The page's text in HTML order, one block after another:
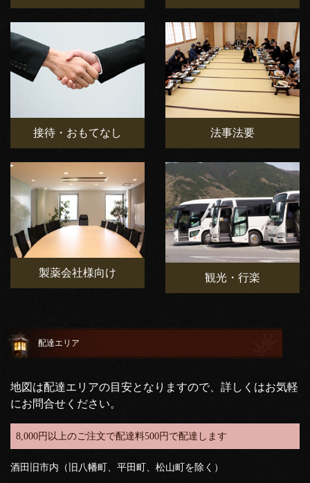
接待・おもてなし 法事法要
製薬会社様向け 観光・行楽
配達エリア
地図は配達エリアの目安となりますので、詳しくはお気軽
にお問合せください。
8,000円以上のご注文で配達料500円で配達します
酒田旧市内（旧八幡町、平田町、松山町を除く）